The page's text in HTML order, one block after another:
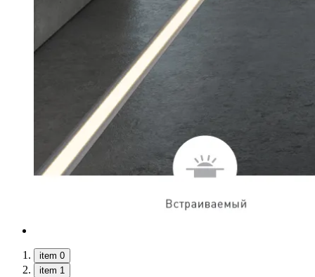
item 0
item 1